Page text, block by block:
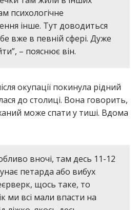
психологічне
інше. Тут доводиться
вже в певній сфері. Дуже
– пояснює він.
окупації покинула рідний
до столиці. Вона говорить,
може спати у тиші. Вдома
вночі, там десь 11-12
петарда або вибух
щось таке, то
ми всі мали впасти на